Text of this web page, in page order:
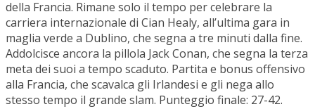
della Francia. Rimane solo il tempo per celebrare la
carriera internazionale di Cian Healy, all’ultima gara in
maglia verde a Dublino, che segna a tre minuti dalla fine.
Addolcisce ancora la pillola Jack Conan, che segna la terza
meta dei suoi a tempo scaduto. Partita e bonus offensivo
alla Francia, che scavalca gli Irlandesi e gli nega allo
stesso tempo il grande slam. Punteggio finale: 27-42.